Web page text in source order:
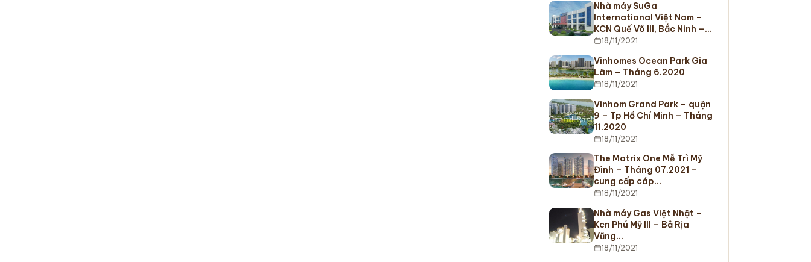
Nhà máy SuGa
International Việt Nam –
KCN Quế Võ III, Bắc Ninh –…
18/11/2021
Vinhomes Ocean Park Gia
Lâm – Tháng 6.2020
18/11/2021
Vinhom Grand Park – quận
9 – Tp Hồ Chí Minh – Tháng
11.2020
18/11/2021
The Matrix One Mễ Trì Mỹ
Đình – Tháng 07.2021 –
cung cấp cáp…
18/11/2021
Nhà máy Gas Việt Nhật –
Kcn Phú Mỹ III – Bả Rịa
Vũng…
18/11/2021